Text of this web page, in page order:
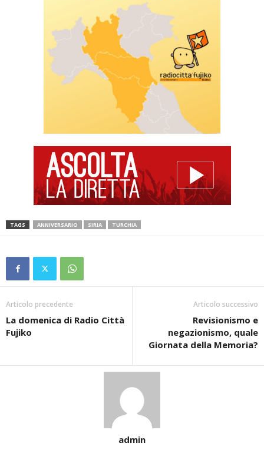
TAGS ANNIVERSARIO SIRIA TURCHIA
Articolo precedente
La domenica di Radio Città
Fujiko
Articolo successivo
Revisionismo e
negazionismo, quale
Giornata della Memoria?
admin